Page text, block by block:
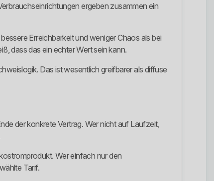
ergeben zusammen ein
Erreichbarkeit und weniger Chaos als bei
dass das ein echter Wert sein kann.
Das ist wesentlich greifbarer als diffuse
der konkrete Vertrag. Wer nicht auf Laufzeit,
Wer einfach nur den
Tarif.